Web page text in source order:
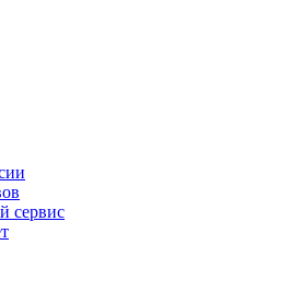
сервис